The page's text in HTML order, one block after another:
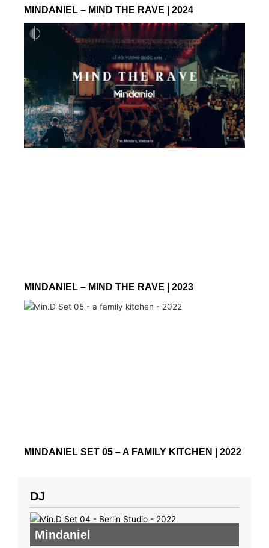
MINDANIEL – MIND THE RAVE | 2024
MINDANIEL – MIND THE RAVE | 2023
MINDANIEL SET 05 – A FAMILY KITCHEN | 2022
DJ
Mindaniel